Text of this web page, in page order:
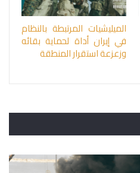
الميليشيات المرتبطة بالنظام
في إيران أداة لحماية بقائه
وزعزعة استقرار المنطقة